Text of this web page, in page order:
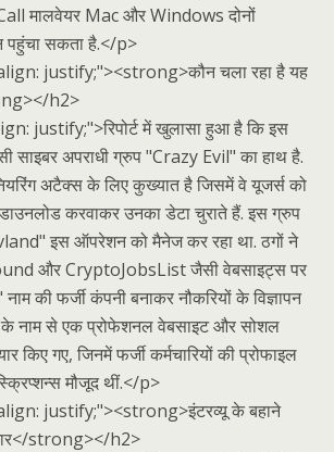
मालवेयर Mac और Windows दोनों
पहुंचा सकता है.</p>
justify;"><strong>कौन चला रहा है यह
h2>
justify;">रिपोर्ट में खुलासा हुआ है कि इस
साइबर अपराधी ग्रुप "Crazy Evil" का हाथ है.
अटैक्स के लिए कुख्यात है जिसमें वे यूजर्स को
करवाकर उनका डेटा चुराते हैं. इस ग्रुप
इस ऑपरेशन को मैनेज कर रहा था. ठगों ने
और CryptoJobsList जैसी वेबसाइट्स पर
की फर्जी कंपनी बनाकर नौकरियों के विज्ञापन
के नाम से एक प्रोफेशनल वेबसाइट और सोशल
किए गए, जिनमें फर्जी कर्मचारियों की प्रोफाइल
मौजूद थीं.</p>
justify;"><strong>इंटरव्यू के बहाने
strong></h2>